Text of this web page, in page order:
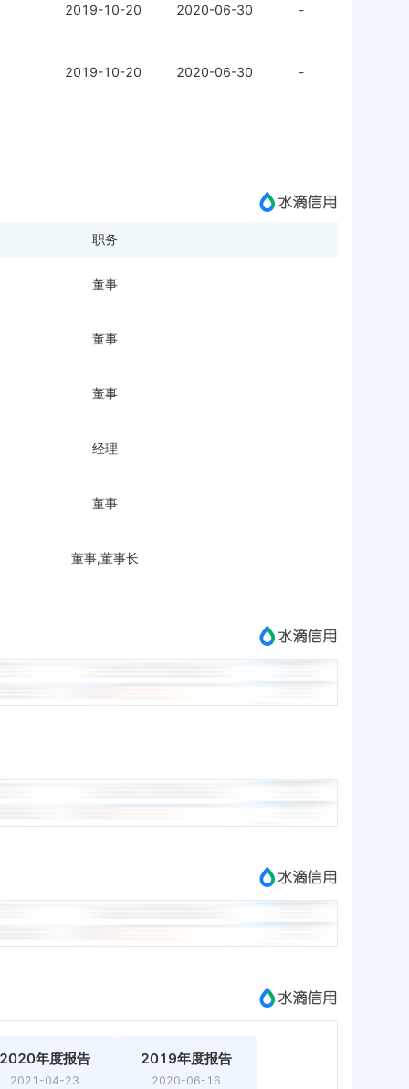
2019-10-20 2020-06-30 -
2019-10-20 2020-06-30 -
职务
董事
董事
董事
经理
董事
董事,董事长
2020年度报告
2021-04-23
2019年度报告
2020-06-16